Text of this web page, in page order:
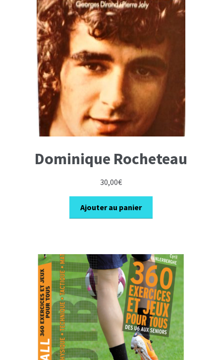
Dominique Rocheteau
30,00€
Ajouter au panier